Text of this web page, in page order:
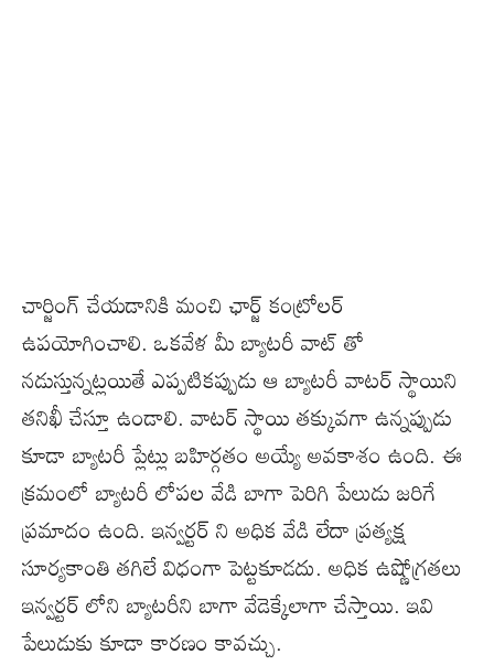
చార్జింగ్ చేయడానికి మంచి ఛార్జ్ కంట్రోలర్
ఉపయోగించాలి. ఒకవేళ మీ బ్యాటరీ వాట్ తో
నడుస్తున్నట్లయితే ఎప్పటికప్పుడు ఆ బ్యాటరీ వాటర్ స్థాయిని
తనిఖీ చేస్తూ ఉండాలి. వాటర్ స్థాయి తక్కువగా ఉన్నప్పుడు
కూడా బ్యాటరీ ప్లేట్లు బహిర్గతం అయ్యే అవకాశం ఉంది. ఈ
క్రమంలో బ్యాటరీ లోపల వేడి బాగా పెరిగి పేలుడు జరిగే
ప్రమాదం ఉంది. ఇన్వర్టర్ ని అధిక వేడి లేదా ప్రత్యక్ష
సూర్యకాంతి తగిలే విధంగా పెట్టకూడదు. అధిక ఉష్ణోగ్రతలు
ఇన్వర్టర్ లోని బ్యాటరీని బాగా వేడెక్కేలాగా చేస్తాయి. ఇవి
పేలుడుకు కూడా కారణం కావచ్చు.